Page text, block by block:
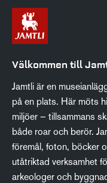
Välkommen till
Jamtli är en
på en plats. Här möts
miljöer – tillsammans
både roar och berör.
föremål, foton, böcker
utåtriktad verksamhet
arkeologer och